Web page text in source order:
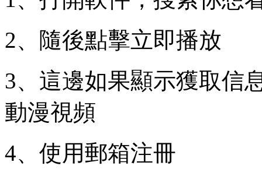
2、隨後點擊立即播放
3、這邊如果顯示獲取信
動漫視頻
4、使用郵箱注冊